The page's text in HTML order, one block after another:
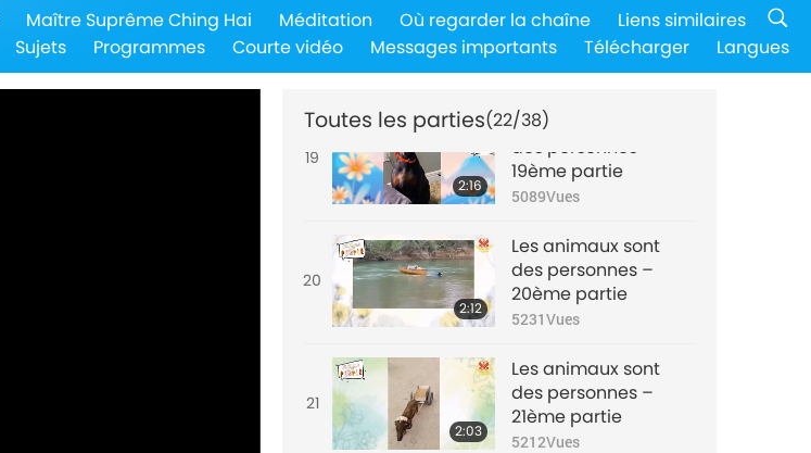
Maître Suprême Ching Hai Méditation Où regarder la chaîne
Liens similaires
Sujets
Programmes Courte vidéo Messages importants Télécharger Langues
Toutes les parties(22/38)
18
des personnes –
18ème partie
5412Vues
19
2:16
Les animaux sont
des personnes –
19ème partie
5089Vues
20
2:12
Les animaux sont
des personnes –
20ème partie
5231Vues
21
2:03
Les animaux sont
des personnes –
21ème partie
5212Vues